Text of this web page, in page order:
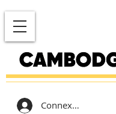
Connexion